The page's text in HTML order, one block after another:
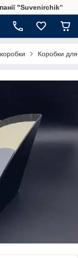
"Suvenirchik"
Коробки для